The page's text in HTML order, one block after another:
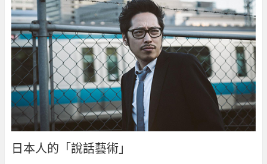
日本人的「說話藝術」